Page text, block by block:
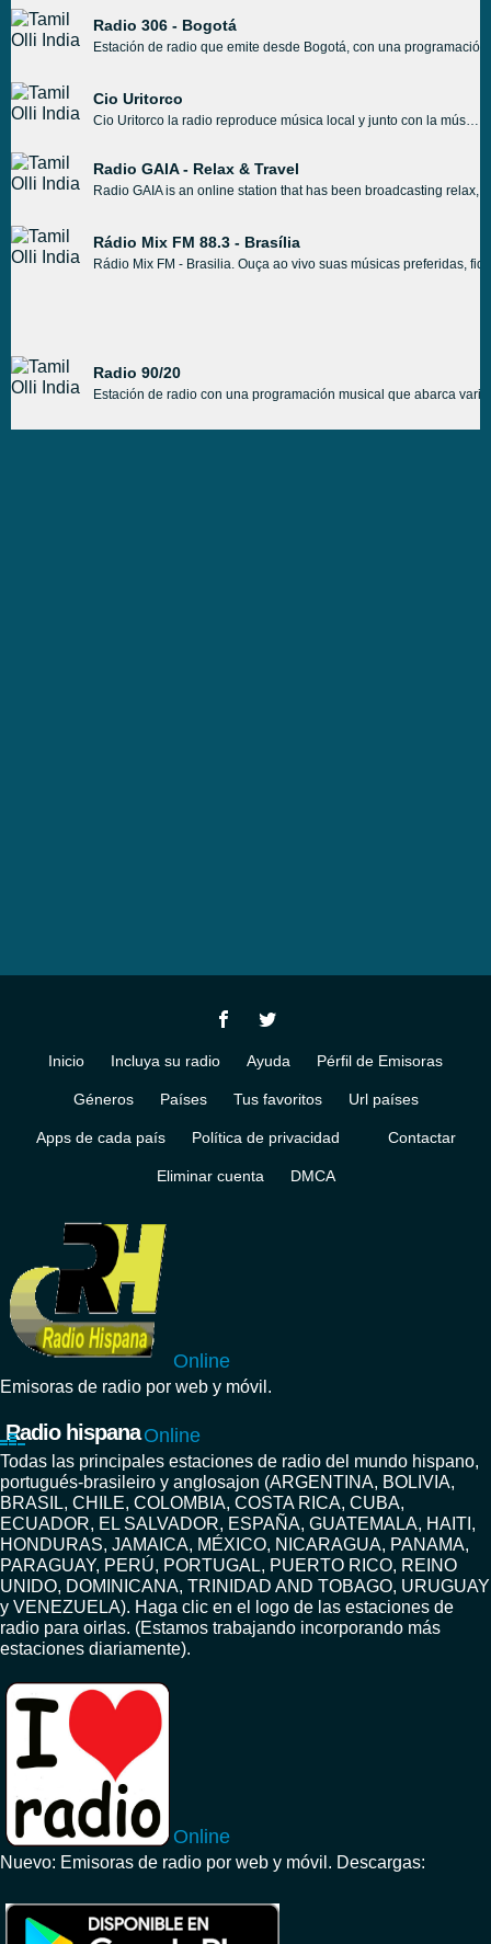
Radio 306 - Bogotá
Estación de radio que emite desde Bogotá, con una
Cio Uritorco
Cio Uritorco la radio reproduce música local y junto con la música local también organiza otro tipo de programas. Muchos programas de ellos se basan en la música y algunos se basan en otros temas, pero en general es una estación de radio en línea muy agradable y muy satisfactoria que transmite las 24 horas desde Argentina.
Radio GAIA - Relax & Travel
Radio GAIA is an online station that has been broadcasting
Rádio Mix FM 88.3 - Brasília
Rádio Mix FM - Brasilia. Ouça ao vivo suas músicas preferidas,
Radio 90/20
Estación de radio con una programación musical que abarca
Inicio Incluya su radio Ayuda Pérfil de Emisoras
Géneros Países Tus favoritos Url países
Apps de cada país Política de privacidad Contactar
Eliminar cuenta DMCA
Online
Emisoras de radio por web y móvil.
Radio hispana Online
Todas las principales estaciones de radio del mundo hispano,
portugués-brasileiro y anglosajon (ARGENTINA, BOLIVIA,
BRASIL, CHILE, COLOMBIA, COSTA RICA, CUBA,
ECUADOR, EL SALVADOR, ESPAÑA, GUATEMALA, HAITI,
HONDURAS, JAMAICA, MÉXICO, NICARAGUA, PANAMA,
PARAGUAY, PERÚ, PORTUGAL, PUERTO RICO, REINO
UNIDO, DOMINICANA, TRINIDAD AND TOBAGO, URUGUAY
y VENEZUELA). Haga clic en el logo de las estaciones de
radio para oirlas. (Estamos trabajando incorporando más
estaciones diariamente).
Online
Nuevo: Emisoras de radio por web y móvil. Descargas: